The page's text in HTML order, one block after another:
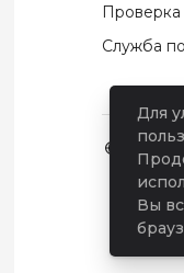
Проверка
Служба
Для
Вы